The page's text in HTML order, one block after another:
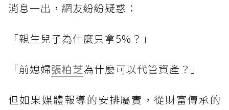
消息一出，網友紛紛疑惑：
「親生兒子為什麼只拿5%？」
「前媳婦張柏芝為什麼可以代管資產？」
但如果媒體報導的安排屬實，從財富傳承的